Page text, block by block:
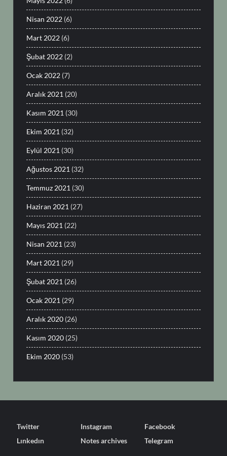
Nisan 2022 (6)
Mart 2022 (6)
Şubat 2022 (2)
Ocak 2022 (7)
Aralık 2021 (20)
Kasım 2021 (30)
Ekim 2021 (32)
Eylül 2021 (30)
Ağustos 2021 (32)
Temmuz 2021 (30)
Haziran 2021 (27)
Mayıs 2021 (22)
Nisan 2021 (23)
Mart 2021 (29)
Şubat 2021 (26)
Ocak 2021 (29)
Aralık 2020 (26)
Kasım 2020 (25)
Ekim 2020 (53)
Twitter Instagram
Facebook
Lınkedın
Notes archives Telegram